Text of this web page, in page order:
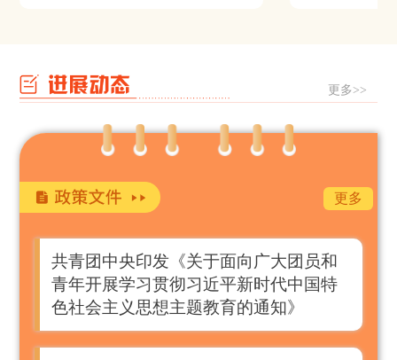
更多>>
更多
共青团中央印发《关于面向广大团员和
青年开展学习贯彻习近平新时代中国特
色社会主义思想主题教育的通知》